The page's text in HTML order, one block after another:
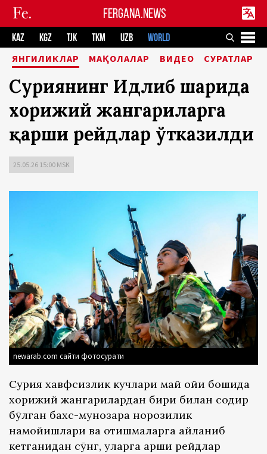
FERGANA.NEWS
KAZ KGZ TJK TKM UZB WORLD
ЯНГИЛИКЛАР МАҚОЛАЛАР ВИДЕО СУРАТЛАР
Суриянинг Идлиб шаҳрида
хорижий жангариларга
қарши рейдлар ўтказилди
25.05.26 15:00 MSK
newarab.com сайти фотосурати
Сурия хавфсизлик кучлари май ойи бошида
хорижий жангарилардан бири билан содир
бўлган бахс-мунозара норозилик
намойишлари ва отишмаларга айланиб
кетганидан сўнг, уларга қарши рейдлар